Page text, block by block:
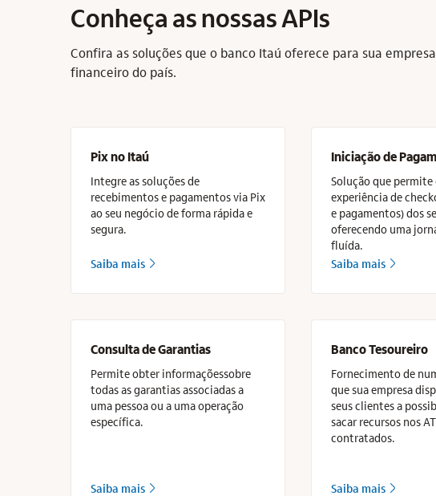
Conheça as nossas APIs
Confira as soluções que o banco Itaú oferece para sua
financeiro do país.
Pix no Itaú
Integre as soluções de
recebimentos e pagamentos via Pix
ao seu negócio de forma rápida e
segura.
Saiba mais seta_direita
Iniciação de
Solução que
experiência de
e pagamentos) dos
oferecendo uma
fluída.
Saiba mais seta_direita
Consulta de Garantias
Permite obter informaçõessobre
todas as garantias associadas a
uma pessoa ou a uma operação
específica.
Saiba mais seta_direita
Banco Tesoureiro
Fornecimento de
que sua empresa
seus clientes a
sacar recursos nos
contratados.
Saiba mais seta_direita